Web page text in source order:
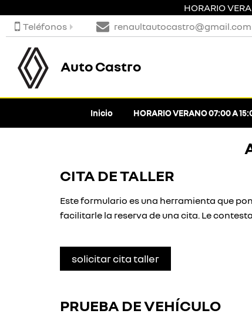
HORARIO
Teléfonos
renaultautocastro@gmail.com
Auto Castro
Inicio HORARIO VERANO 07:00 A
CITA DE TALLER
Este formulario es una herramienta que
facilitarle la reserva de una cita. Le
solicitar cita taller
PRUEBA DE VEHÍCULO